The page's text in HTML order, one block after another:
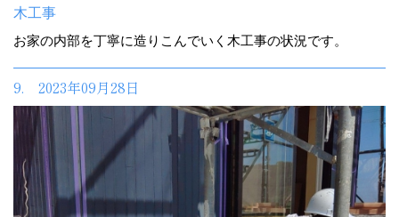
木工事
お家の内部を丁寧に造りこんでいく木工事の状況です。
9. 2023年09月28日